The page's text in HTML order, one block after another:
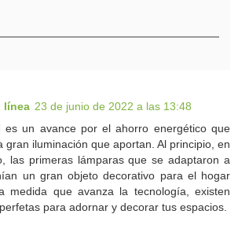
línea 23 de junio de 2022 a las 13:48
es un avance por el ahorro energético que
gran iluminación que aportan. Al principio, en
las primeras lámparas que se adaptaron a
un gran objeto decorativo para el hogar
medida que avanza la tecnología, existen
para adornar y decorar tus espacios.